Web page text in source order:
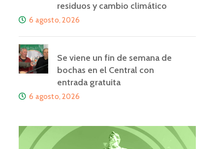
residuos y cambio climático
6 agosto, 2026
Se viene un fin de semana de
bochas en el Central con
entrada gratuita
6 agosto, 2026